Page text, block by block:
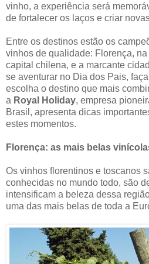
vinho, a experiência será
de fortalecer os laços e criar
Entre os destinos estão os
vinhos de qualidade: Florença,
capital chilena, e a marcante
se aventurar no Dia dos Pais,
escolha o destino que mais
a Royal Holiday, empresa
Brasil, apresenta dicas
estes momentos.
Florença: as mais belas
Os vinhos florentinos e toscanos
conhecidas no mundo todo, são
intensificam a beleza dessa
uma das mais belas de toda a